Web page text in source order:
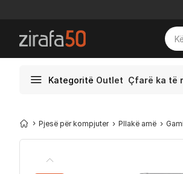
Kategoritë Outlet Çfarë ka të
Pjesë për kompjuter Pllakë amë